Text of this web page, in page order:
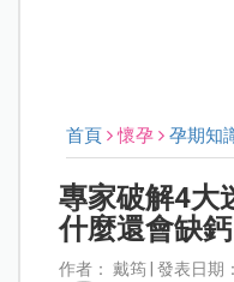
首頁 懷孕 孕期知
專家破解4大
什麼還會缺鈣
作者： 戴筠 | 發表日期